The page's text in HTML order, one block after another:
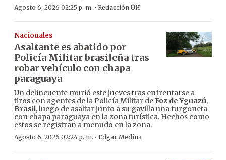
Agosto 6, 2026 02:25 p. m. · Redacción ÚH
Nacionales
Asaltante es abatido por
Policía Militar brasileña tras
robar vehículo con chapa
paraguaya
Un delincuente murió este jueves tras enfrentarse a
tiros con agentes de la Policía Militar deFoz de Yguazú,
Brasil, luego de asaltar junto a su gavilla una furgoneta
con chapa paraguaya en la zona turística. Hechos como
estos se registran a menudo en la zona.
Agosto 6, 2026 02:24 p. m. · Edgar Medina